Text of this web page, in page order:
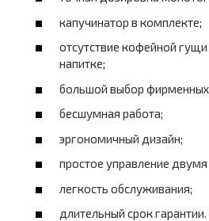
капучинатор в комплекте;
отсутствие кофейной
напитке;
большой выбор фирменных
бесшумная работа;
эргономичный дизайн;
простое управление
легкость обслуживания;
длительный срок гарантии.